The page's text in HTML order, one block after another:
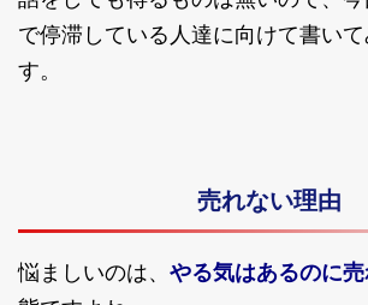
で停滞している人達に向けて書い
す。
売れない理由
悩ましいのは、 やる気はあるのに